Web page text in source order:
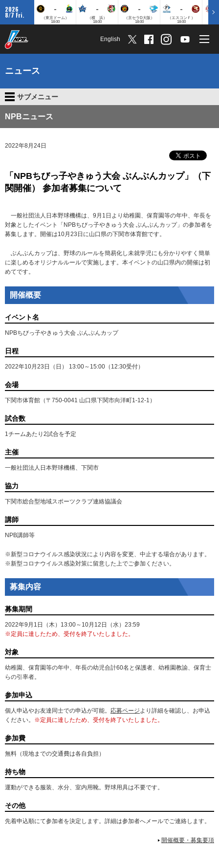
2026
8/7 Fri.
-
（東京ドーム）
18:00
-
（横 浜）
18:00
-
（京セラD大阪）
18:00
-
（エスコンＦ）
18:00
English
ニュース
サブメニュー
NPBニュース
2022年8月24日
「NPBちびっ子やきゅう大会 ぶんぶんカップ」（下
関開催） 参加者募集について
一般社団法人日本野球機構は、9月1日より幼稚園、保育園等の年中、年長を
対象としたイベント「NPBちびっ子やきゅう大会 ぶんぶんカップ」の参加者を
募集します。開催は10月23日に山口県の下関市体育館です。
ぶんぶんカップは、野球のルールを簡易化し未就学児にも分かりやすく簡単
に楽しめるオリジナルルールで実施します。本イベントの山口県内の開催は初
めてです。
開催概要
イベント名
NPBちびっ子やきゅう大会 ぶんぶんカップ
日程
2022年10月23日（日） 13:00～15:00（12:30受付）
会場
下関市体育館（〒750-0041 山口県下関市向洋町1-12-1）
試合数
1チームあたり2試合を予定
主催
一般社団法人日本野球機構、下関市
協力
下関市総合型地域スポーツクラブ連絡協議会
講師
NPB講師等
※新型コロナウイルス感染状況により内容を変更、中止する場合があります。
※新型コロナウイルス感染対策に留意した上でご参加ください。
募集内容
募集期間
2022年9月1日（木）13:00～10月12日（水）23:59
※定員に達したため、受付を終了いたしました。
対象
幼稚園、保育園等の年中、年長の幼児合計60名と保護者、幼稚園教諭、保育士
らの引率者。
参加申込
個人申込やお友達同士での申込が可能。 応募ページより詳細を確認し、お申込
ください。 ※定員に達したため、受付を終了いたしました。
参加費
無料（現地までの交通費は各自負担）
持ち物
運動ができる服装、水分、室内用靴。野球用具は不要です。
その他
先着申込順にて参加者を決定します。詳細は参加者へメールでご連絡します。
開催概要・募集要項